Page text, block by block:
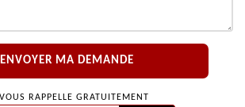
RAPPELLE GRATUITEMENT